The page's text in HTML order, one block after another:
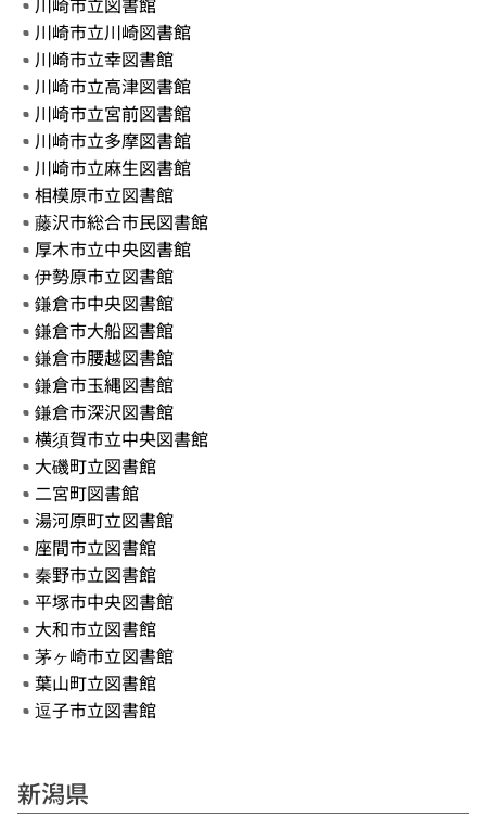
川崎市立川崎図書館
川崎市立幸図書館
川崎市立高津図書館
川崎市立宮前図書館
川崎市立多摩図書館
川崎市立麻生図書館
相模原市立図書館
藤沢市総合市民図書館
厚木市立中央図書館
伊勢原市立図書館
鎌倉市中央図書館
鎌倉市大船図書館
鎌倉市腰越図書館
鎌倉市玉縄図書館
鎌倉市深沢図書館
横須賀市立中央図書館
大磯町立図書館
二宮町図書館
湯河原町立図書館
座間市立図書館
秦野市立図書館
平塚市中央図書館
大和市立図書館
茅ヶ崎市立図書館
葉山町立図書館
逗子市立図書館
新潟県